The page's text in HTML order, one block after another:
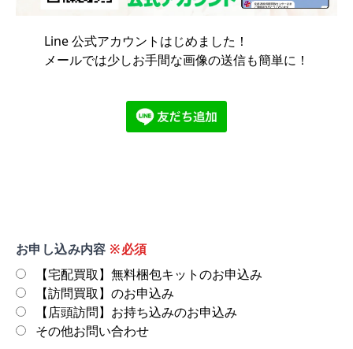
Line 公式アカウントはじめました！
メールでは少しお手間な画像の送信も簡単に！
お申し込み内容 ※必須
【宅配買取】無料梱包キットのお申込み
【訪問買取】のお申込み
【店頭訪問】お持ち込みのお申込み
その他お問い合わせ